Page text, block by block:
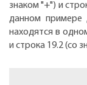
знаком "+") и
данном примере
находятся в
и строка 19.2 (со